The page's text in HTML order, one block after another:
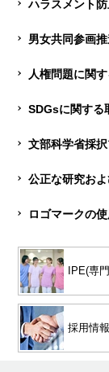
ハラスメント
男女共同参画
人権問題に関
SDGsに関する
文部科学省採
公正な研究お
ロゴマークの
IPE(専
採用情報